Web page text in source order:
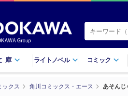
庫 ライトノベル コミック
ックス 角川コミックス・エース あそん